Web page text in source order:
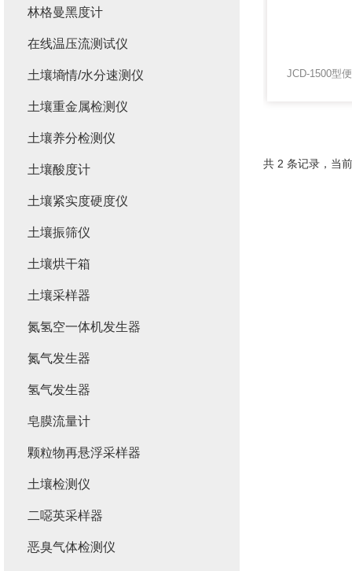
共 2 条记录，当
林格曼黑度计
在线温压流测试仪
土壤墒情/水分速测仪
土壤重金属检测仪
土壤养分检测仪
土壤酸度计
土壤紧实度硬度仪
土壤振筛仪
土壤烘干箱
土壤采样器
氮氢空一体机发生器
氮气发生器
氢气发生器
皂膜流量计
颗粒物再悬浮采样器
土壤检测仪
二噁英采样器
恶臭气体检测仪